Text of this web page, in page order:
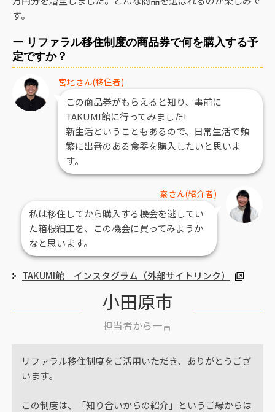
す。
ー リファラル移住制度の商品券で何を購入する予
定ですか？
宮地さん(移住者)
この商品券がもらえると知り、事前に
TAKUMI館に行ってみました!
新生活ということもあるので、日常生活で頻
繁に出番のある食器を購入したいと思いま
す。
秦さん(紹介者)
私は移住してから購入する機会を逃してい
た箱根細工を、この機会に買ってみようか
なと思います。
TAKUMI館 インスタグラム（外部サイトリンク）
小田原市
担当者から一言
リファラル移住制度をご活用いただき、ありがとうござ
います。
この制度は、「知り合いからの紹介」というご縁からは